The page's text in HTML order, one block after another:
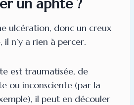
un aphte ?
ulcération, donc un creux
il n’y a rien à percer.
est traumatisée, de
ou inconsciente (par la
il peut en découler